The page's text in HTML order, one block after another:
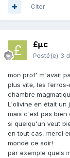
Citer
£µc
Posté(e) 3
mon prof' m'avait
plus vite, les
chambre
L'olivine en était un
mais c'est pas bien
si quelqu'un veut
en tout cas, merci
monde ce soir!
par exemple quels